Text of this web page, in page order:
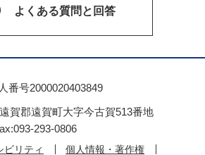
よくある質問と回答
番号2000020403849
賀郡遠賀町大字今古賀513番地
293-0806
ビリティ 個人情報・著作権